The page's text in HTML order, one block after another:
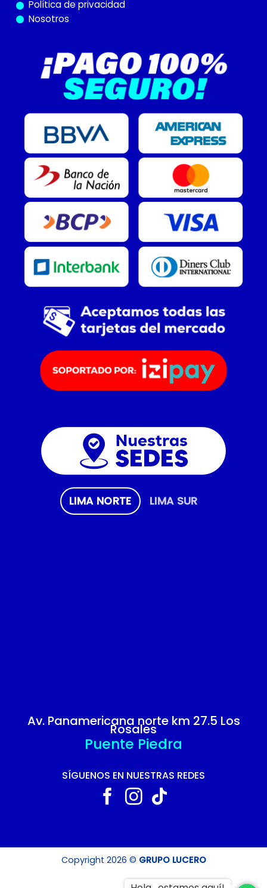
Política de privacidad
Nosotros
LIMA NORTE LIMA SUR
Av. Panamericana norte km 27.5 Los
Rosales
Puente Piedra
SÍGUENOS EN NUESTRAS REDES
Copyright 2026 © GRUPO LUCERO